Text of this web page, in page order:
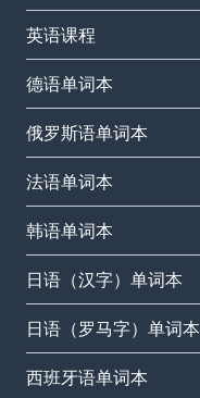
英语课程
德语单词本
俄罗斯语单词本
法语单词本
韩语单词本
日语（汉字）单词本
日语（罗马字）单词本
西班牙语单词本